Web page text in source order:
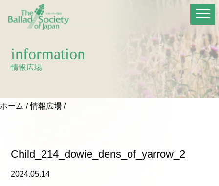
information
情報広場
ホーム 情報広場
Child_214_dowie_dens_of_yarrow_2
2024.05.14